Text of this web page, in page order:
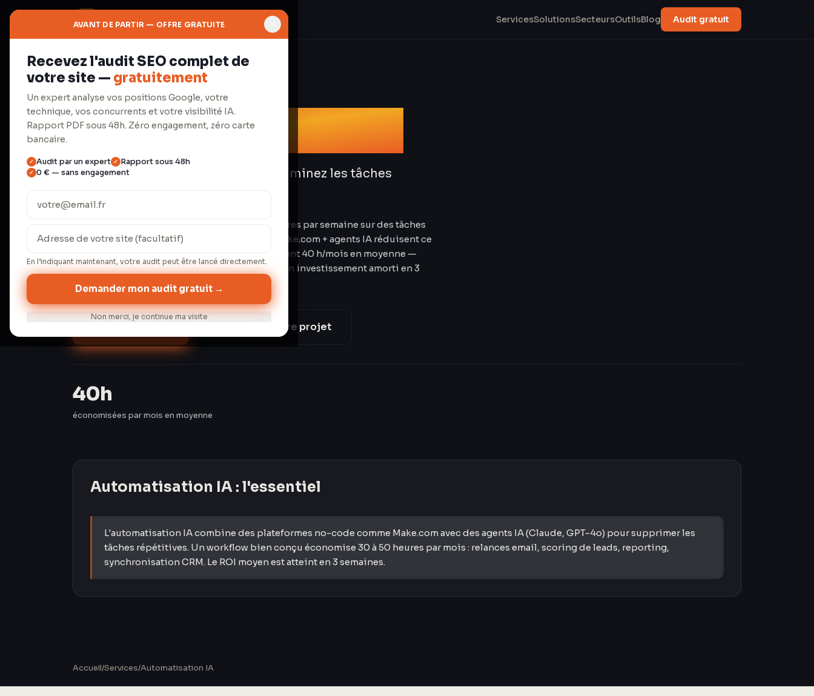
AVANT DE PARTIR — OFFRE GRATUITE
Recevez l'audit SEO complet de
votre site — gratuitement
Un expert analyse vos positions Google, votre
technique, vos concurrents et votre visibilité IA.
Rapport PDF sous 48h. Zéro engagement, zéro carte
bancaire.
✓ Audit par un expert ✓ Rapport sous 48h
✓ 0 € — sans engagement
En l’indiquant maintenant, votre audit peut être lancé directement.
Demander mon audit gratuit →
Non merci, je continue ma visite
ServicesSolutionsSecteursOutilsBlog Audit gratuit
⚡ Productivité
Automatisation IA
Make.com, agents IA, workflows. Éliminez les tâches
Une PME française passe en moyenne 23 heures par semaine sur des tâches
administratives répétitives (INSEE 2024). Make.com + agents IA réduisent ce
temps de 67 %. Nos 18 clients B2B économisent 40 h/mois en moyenne —
l'équivalent d'un quart-temps salarié, pour un investissement amorti en 3
semaines.
Discuter de votre projet
40h
économisées par mois en moyenne
Automatisation IA : l'essentiel
L'automatisation IA combine des plateformes no-code comme Make.com avec des agents IA (Claude, GPT-4o) pour supprimer les
tâches répétitives. Un workflow bien conçu économise 30 à 50 heures par mois : relances email, scoring de leads, reporting,
synchronisation CRM. Le ROI moyen est atteint en 3 semaines.
Accueil/Services/Automatisation IA